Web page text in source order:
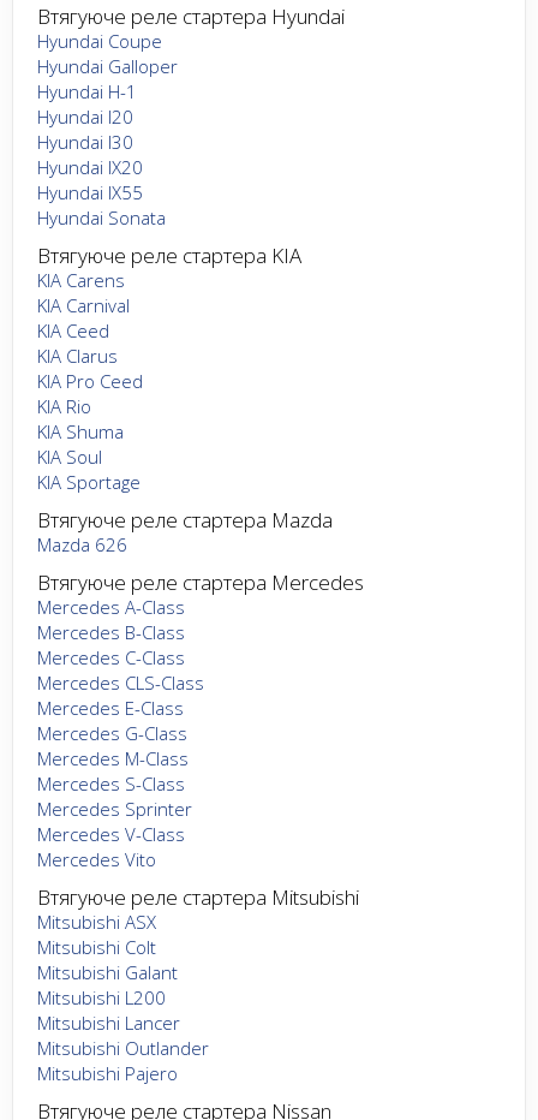
Втягуюче реле стартера Hyundai
Hyundai Coupe
Hyundai Galloper
Hyundai H-1
Hyundai I20
Hyundai I30
Hyundai IX20
Hyundai IX55
Hyundai Sonata
Втягуюче реле стартера KIA
KIA Carens
KIA Carnival
KIA Ceed
KIA Clarus
KIA Pro Ceed
KIA Rio
KIA Shuma
KIA Soul
KIA Sportage
Втягуюче реле стартера Mazda
Mazda 626
Втягуюче реле стартера Mercedes
Mercedes A-Class
Mercedes B-Class
Mercedes C-Class
Mercedes CLS-Class
Mercedes E-Class
Mercedes G-Class
Mercedes M-Class
Mercedes S-Class
Mercedes Sprinter
Mercedes V-Class
Mercedes Vito
Втягуюче реле стартера Mitsubishi
Mitsubishi ASX
Mitsubishi Colt
Mitsubishi Galant
Mitsubishi L200
Mitsubishi Lancer
Mitsubishi Outlander
Mitsubishi Pajero
Втягуюче реле стартера Nissan